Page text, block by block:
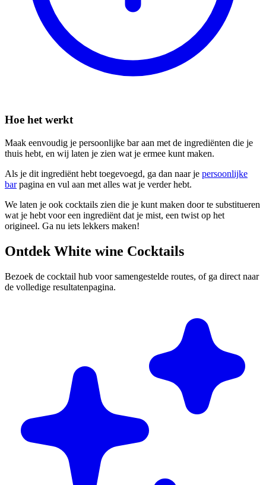
Hoe het werkt
Maak eenvoudig je persoonlijke bar aan met de ingrediënten die je
thuis hebt, en wij laten je zien wat je ermee kunt maken.
Als je dit ingrediënt hebt toegevoegd, ga dan naar je persoonlijke
barpagina en vul aan met alles wat je verder hebt.
We laten je ook cocktails zien die je kunt maken door te substitueren
wat je hebt voor een ingrediënt dat je mist, een twist op het
origineel. Ga nu iets lekkers maken!
Ontdek White wine Cocktails
Bezoek de cocktail hub voor samengestelde routes, of ga direct naar
de volledige resultatenpagina.